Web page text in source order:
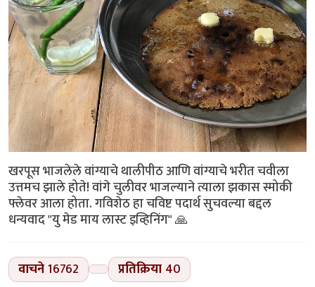
खरपूस भाजलेले वांग्याचे थालीपीठ आणि वांग्याचे भरीत चवीला
उत्तमच झाले होते! वांगे चुलीवर भाजल्याने त्याला झकास स्मोकी
फ्लेवर आला होता. गविशेठ हा चविष्ट पदार्थ सुचवल्या बद्दल
धन्यवाद "यु मेड माय लास्ट इव्हिनिंग" 🙏
वाचने16762 प्रतिक्रिया 40